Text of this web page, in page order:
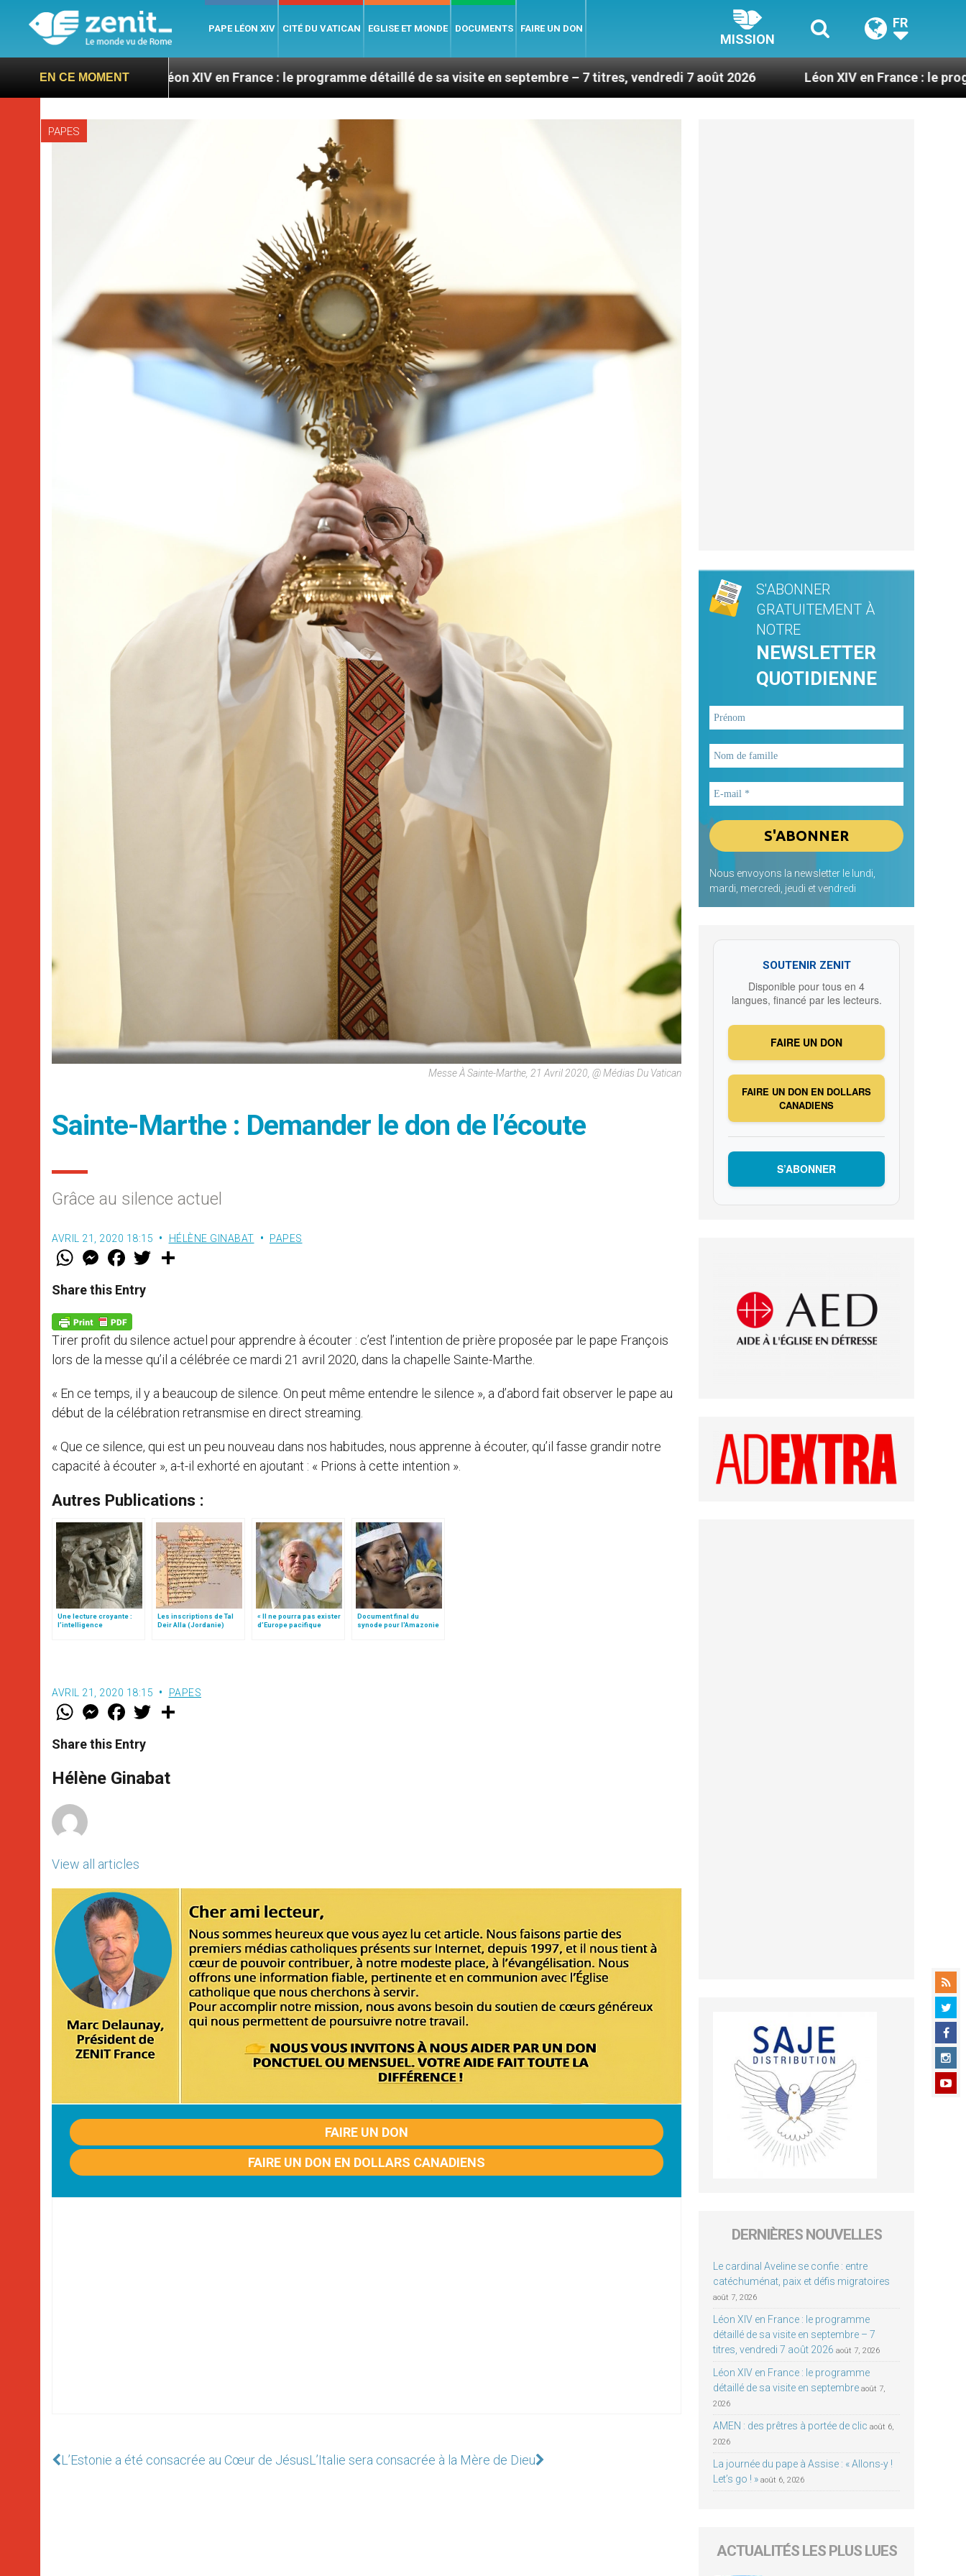
PAPE LÉON XIV CITÉ DU VATICAN EGLISE ET MONDE DOCUMENTS FAIRE UN DON
MISSION
FR
EN CE MOMENT
Léon XIV en France : le programme détaillé de sa visite en septembre – 7 titres, vendredi 7 août 2026 Léon XIV en France : le programme détaillé
PAPES
Messe À Sainte-Marthe, 21 Avril 2020, @ Médias Du Vatican
Sainte-Marthe : Demander le don de l’écoute
Grâce au silence actuel
AVRIL 21, 2020 18:15 HÉLÈNE GINABAT PAPES
W
t
s
p
p
M
e
s
e
g
e
r
F
a
e
b
o
k
w
Share this Entry
Tirer profit du silence actuel pour apprendre à écouter : c’est l’intention de prière proposée par le pape François
lors de la messe qu’il a célébrée ce mardi 21 avril 2020, dans la chapelle Sainte-Marthe.
« En ce temps, il y a beaucoup de silence. On peut même entendre le silence », a d’abord fait observer le pape au
début de la célébration retransmise en direct streaming.
« Que ce silence, qui est un peu nouveau dans nos habitudes, nous apprenne à écouter, qu’il fasse grandir notre
capacité à écouter », a-t-il exhorté en ajoutant : « Prions à cette intention ».
Autres Publications :
Une lecture croyante :
l’intelligence
Les inscriptions de Tal
Deir Alla (Jordanie)
« Il ne pourra pas exister
d’Europe pacifique
Document final du
synode pour l'Amazonie
AVRIL 21, 2020 18:15 PAPES
W
t
s
p
p
M
e
s
e
g
e
F
a
e
b
o
k
w
r
Share this Entry
Hélène Ginabat
View all articles
FAIRE UN DON
FAIRE UN DON EN DOLLARS CANADIENS
L’Estonie a été consacrée au Cœur de JésusL’Italie sera consacrée à la Mère de Dieu
S'ABONNER
GRATUITEMENT À
NOTRE
NEWSLETTER
QUOTIDIENNE
Nous envoyons la newsletter le lundi,
mardi, mercredi, jeudi et vendredi
SOUTENIR ZENIT
Disponible pour tous en 4
langues, financé par les lecteurs.
FAIRE UN DON
FAIRE UN DON EN DOLLARS
CANADIENS
S’ABONNER
DERNIÈRES NOUVELLES
Le cardinal Aveline se confie : entre
catéchuménat, paix et défis migratoires
août 7, 2026
Léon XIV en France : le programme
détaillé de sa visite en septembre – 7
titres, vendredi 7 août 2026 août 7, 2026
Léon XIV en France : le programme
détaillé de sa visite en septembre août 7,
2026
AMEN : des prêtres à portée de clic août 6,
2026
La journée du pape à Assise : « Allons-y !
Let’s go ! » août 6, 2026
ACTUALITÉS LES PLUS LUES